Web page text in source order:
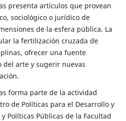
presenta artículos que provean
sociológico o jurídico de
de la esfera pública. La
la fertilización cruzada de
ofrecer una fuente
del arte y sugerir nuevas
forma parte de la actividad
de Políticas para el Desarrollo y
Políticas Públicas de la Facultad